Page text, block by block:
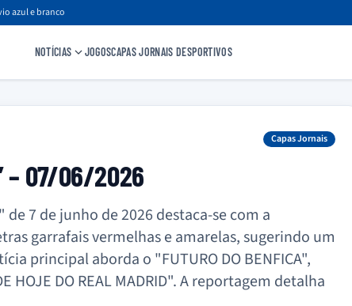
azul e branco
NOTÍCIAS JOGOSCAPAS JORNAIS DESPORTIVOS
Capas Jornais
– 07/06/2026
7 de junho de 2026 destaca-se com a
garrafais vermelhas e amarelas, sugerindo um
principal aborda o "FUTURO DO BENFICA",
HOJE DO REAL MADRID". A reportagem detalha